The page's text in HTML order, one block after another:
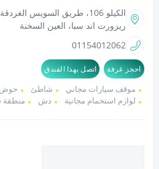
الكيلو 106، طريق السويس
ريزورت اند سبا، العين السخنة
01154012062
احجز غرفة اتصل بهذا الفندق
موقف سيارات مجاني شاطئ حوض
لوازم استحمام مجانية
دش